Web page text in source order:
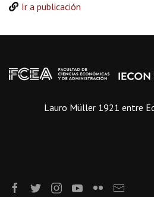
Ir a publicación
Lauro Müller 1921 entre